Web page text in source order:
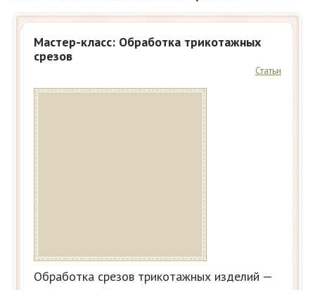
Мастер-класс: Обработка трикотажных
срезов
Статьи
Обработка срезов трикотажных изделий —